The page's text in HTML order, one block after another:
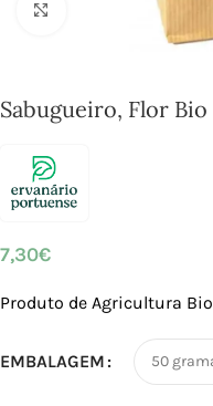
Click to enlarge
Sabugueiro, Flor Bio
7,30€
Produto de Agricultura
EMBALAGEM